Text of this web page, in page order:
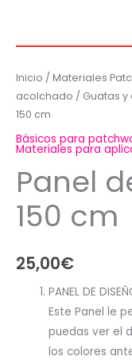
Inicio / Materiales
acolchado / Guatas
150 cm
Básicos para
Materiales para
Panel
150 cm
25,00€
PANEL DE
Este Panel le
puedas ver el
los colores